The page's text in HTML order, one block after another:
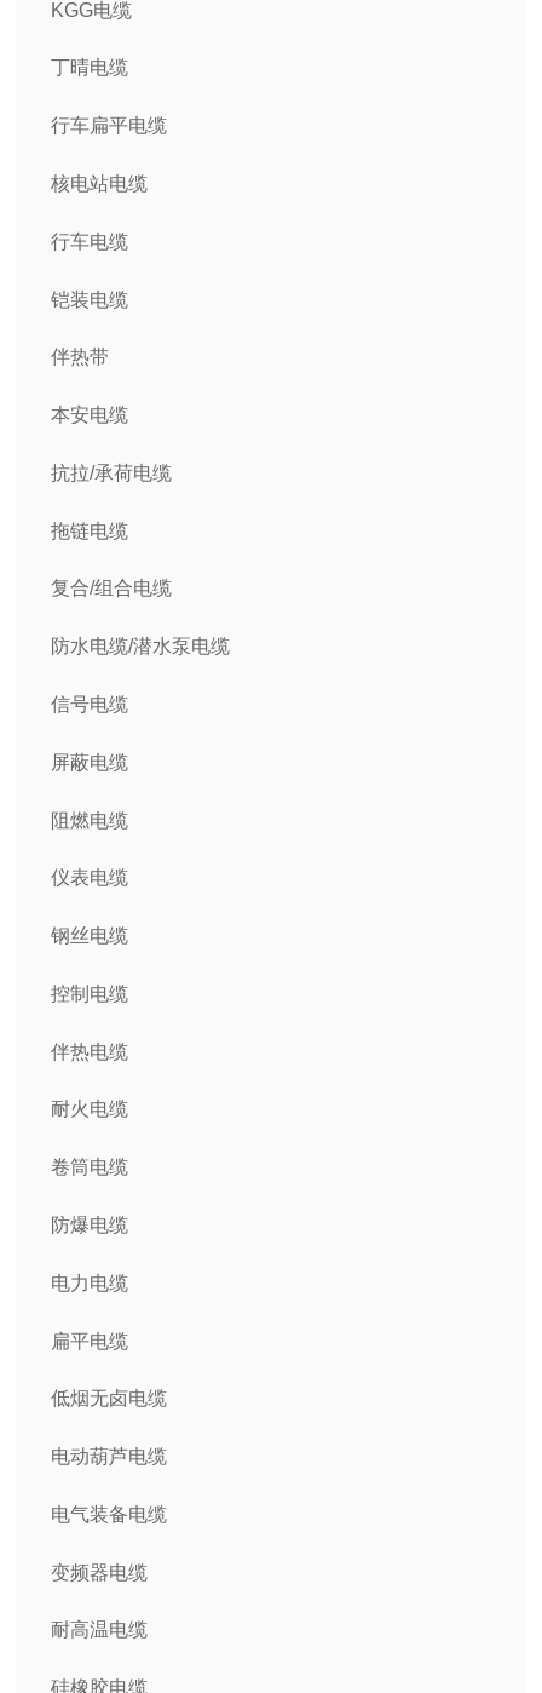
KGG电缆
丁晴电缆
行车扁平电缆
核电站电缆
行车电缆
铠装电缆
伴热带
本安电缆
抗拉/承荷电缆
拖链电缆
复合/组合电缆
防水电缆/潜水泵电缆
信号电缆
屏蔽电缆
阻燃电缆
仪表电缆
钢丝电缆
控制电缆
伴热电缆
耐火电缆
卷筒电缆
防爆电缆
电力电缆
扁平电缆
低烟无卤电缆
电动葫芦电缆
电气装备电缆
变频器电缆
耐高温电缆
硅橡胶电缆